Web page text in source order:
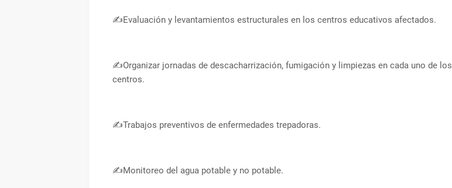
✍️Evaluación y levantamientos estructurales en los centros educativos afectados.
✍️Organizar jornadas de descacharrización, fumigación y limpiezas en cada uno de los
centros.
✍️Trabajos preventivos de enfermedades trepadoras.
✍️Monitoreo del agua potable y no potable.